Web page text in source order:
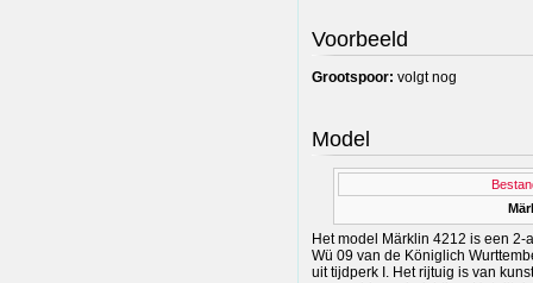
Voorbeeld
Grootspoor: volgt nog
Model
Het model Märklin 4212 is een
Wü 09 van de Königlich
uit tijdperk I. Het rijtuig is van